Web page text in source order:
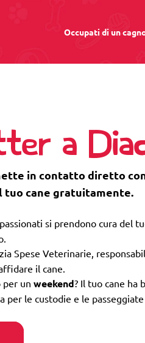
Occupati di un
a
in contatto diretto
tuo cane gratuitamente.
si prendono cura del
Spese Veterinarie,
il cane.
per un weekend? Il tuo cane ha
per le custodie e le